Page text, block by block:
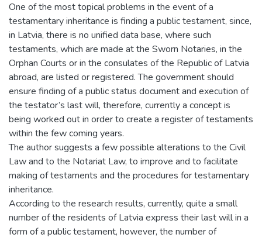
One of the most topical problems in the event of a
testamentary inheritance is finding a public testament, since,
in Latvia, there is no unified data base, where such
testaments, which are made at the Sworn Notaries, in the
Orphan Courts or in the consulates of the Republic of Latvia
abroad, are listed or registered. The government should
ensure finding of a public status document and execution of
the testator’s last will, therefore, currently a concept is
being worked out in order to create a register of testaments
within the few coming years.
The author suggests a few possible alterations to the Civil
Law and to the Notariat Law, to improve and to facilitate
making of testaments and the procedures for testamentary
inheritance.
According to the research results, currently, quite a small
number of the residents of Latvia express their last will in a
form of a public testament, however, the number of